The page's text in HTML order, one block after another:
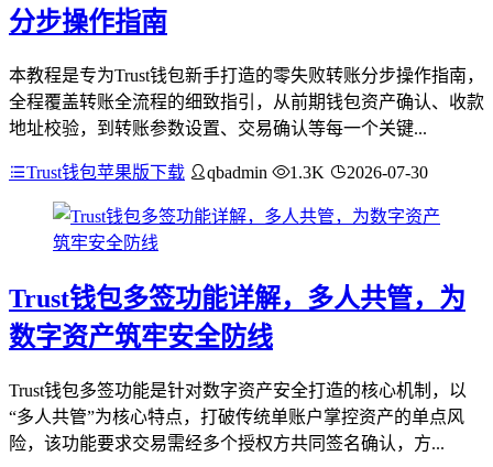
分步操作指南
本教程是专为Trust钱包新手打造的零失败转账分步操作指南，
全程覆盖转账全流程的细致指引，从前期钱包资产确认、收款
地址校验，到转账参数设置、交易确认等每一个关键...
Trust钱包苹果版下载 qbadmin 1.3K 2026-07-30
Trust钱包多签功能详解，多人共管，为
数字资产筑牢安全防线
Trust钱包多签功能是针对数字资产安全打造的核心机制，以
“多人共管”为核心特点，打破传统单账户掌控资产的单点风
险，该功能要求交易需经多个授权方共同签名确认，方...